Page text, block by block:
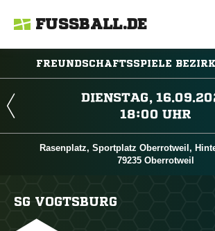
FUSSBALL.DE
FREUNDSCHAFTSSPIELE

 
Rasenplatz, Sportplatz Oberrotweil,
79235 Oberrotweil
SG VOGTSBURG